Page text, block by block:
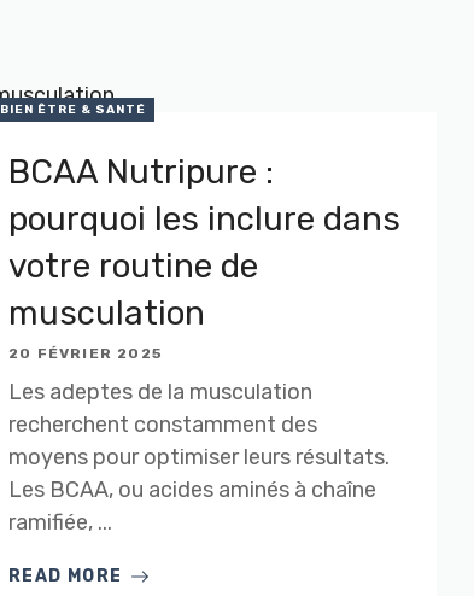
BIEN ÊTRE & SANTÉ
BCAA Nutripure :
pourquoi les inclure dans
votre routine de
musculation
20 FÉVRIER 2025
Les adeptes de la musculation
recherchent constamment des
moyens pour optimiser leurs résultats.
Les BCAA, ou acides aminés à chaîne
ramifiée, ...
READ MORE